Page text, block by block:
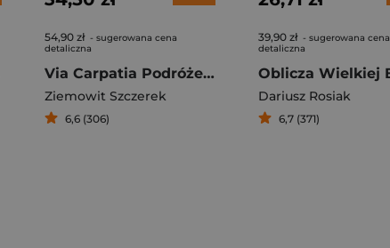
54,90 zł - sugerowana cena
detaliczna
Via Carpatia Podróże po Węgrzech i Basenie Karpackim
Ziemowit Szczerek
6,6 (306)
39,90 zł - sugerowana cena
detaliczna
Dariusz Rosiak
6,7 (371)